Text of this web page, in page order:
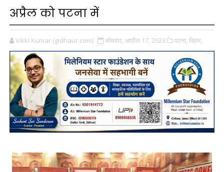
अप्रैल को पटना में
Vikki Kumar (gidhaur.com) सोमवार, अप्रैल 17, 2023 पटना, बिहार,